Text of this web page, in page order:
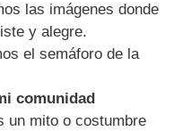
las imágenes donde
y alegre.
el semáforo de la
comunidad
un mito o costumbre